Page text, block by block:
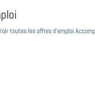
toutes les offres d'emploi